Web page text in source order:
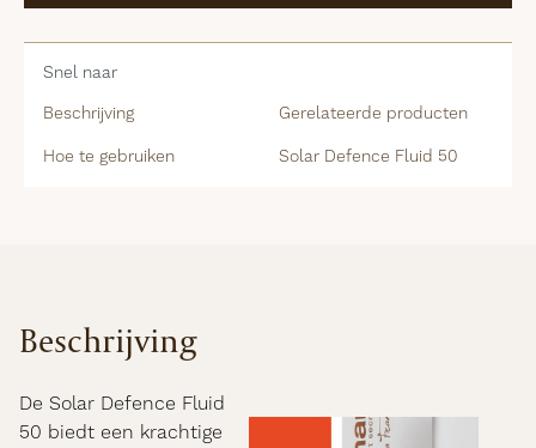
Snel naar
Beschrijving
Gerelateerde producten
Hoe te gebruiken
Solar Defence Fluid 50
Beschrijving
De Solar Defence Fluid
50 biedt een krachtige